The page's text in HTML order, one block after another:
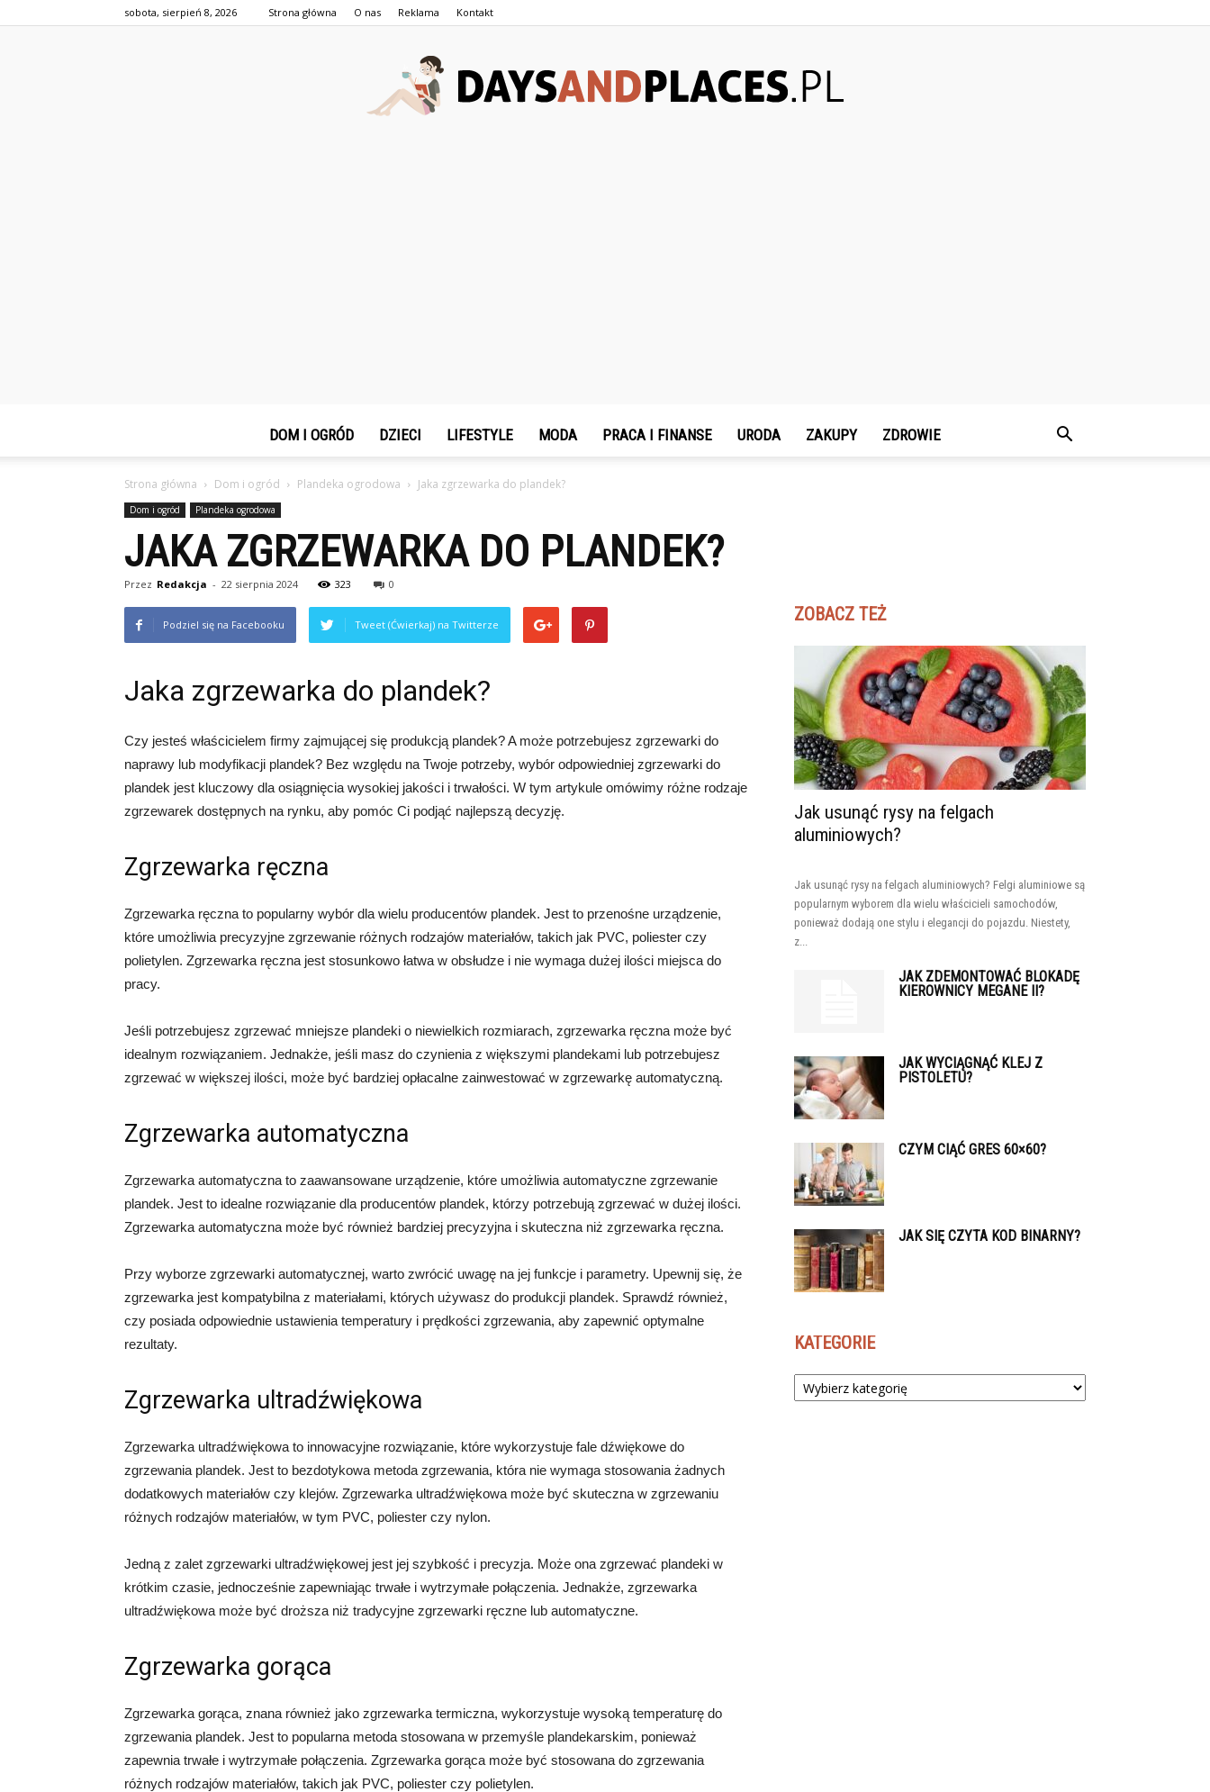
sobota, sierpień 8, 2026 Strona główna O nas Reklama Kontakt
DOM I OGRÓD DZIECI LIFESTYLE MODA PRACA I FINANSE URODA ZAKUPY ZDROWIE
Strona główna Dom i ogród Plandeka ogrodowa Jaka zgrzewarka do plandek?
Dom i ogród Plandeka ogrodowa
JAKA ZGRZEWARKA DO PLANDEK?
Przez Redakcja - 22 sierpnia 2024 323 0
Podziel się na Facebooku Tweet (Ćwierkaj) na Twitterze
Jaka zgrzewarka do plandek?
Czy jesteś właścicielem firmy zajmującej się produkcją plandek? A może potrzebujesz zgrzewarki do
naprawy lub modyfikacji plandek? Bez względu na Twoje potrzeby, wybór odpowiedniej zgrzewarki do
plandek jest kluczowy dla osiągnięcia wysokiej jakości i trwałości. W tym artykule omówimy różne rodzaje
zgrzewarek dostępnych na rynku, aby pomóc Ci podjąć najlepszą decyzję.
Zgrzewarka ręczna
Zgrzewarka ręczna to popularny wybór dla wielu producentów plandek. Jest to przenośne urządzenie,
które umożliwia precyzyjne zgrzewanie różnych rodzajów materiałów, takich jak PVC, poliester czy
polietylen. Zgrzewarka ręczna jest stosunkowo łatwa w obsłudze i nie wymaga dużej ilości miejsca do
pracy.
Jeśli potrzebujesz zgrzewać mniejsze plandeki o niewielkich rozmiarach, zgrzewarka ręczna może być
idealnym rozwiązaniem. Jednakże, jeśli masz do czynienia z większymi plandekami lub potrzebujesz
zgrzewać w większej ilości, może być bardziej opłacalne zainwestować w zgrzewarkę automatyczną.
Zgrzewarka automatyczna
Zgrzewarka automatyczna to zaawansowane urządzenie, które umożliwia automatyczne zgrzewanie
plandek. Jest to idealne rozwiązanie dla producentów plandek, którzy potrzebują zgrzewać w dużej ilości.
Zgrzewarka automatyczna może być również bardziej precyzyjna i skuteczna niż zgrzewarka ręczna.
Przy wyborze zgrzewarki automatycznej, warto zwrócić uwagę na jej funkcje i parametry. Upewnij się, że
zgrzewarka jest kompatybilna z materiałami, których używasz do produkcji plandek. Sprawdź również,
czy posiada odpowiednie ustawienia temperatury i prędkości zgrzewania, aby zapewnić optymalne
rezultaty.
Zgrzewarka ultradźwiękowa
Zgrzewarka ultradźwiękowa to innowacyjne rozwiązanie, które wykorzystuje fale dźwiękowe do
zgrzewania plandek. Jest to bezdotykowa metoda zgrzewania, która nie wymaga stosowania żadnych
dodatkowych materiałów czy klejów. Zgrzewarka ultradźwiękowa może być skuteczna w zgrzewaniu
różnych rodzajów materiałów, w tym PVC, poliester czy nylon.
Jedną z zalet zgrzewarki ultradźwiękowej jest jej szybkość i precyzja. Może ona zgrzewać plandeki w
krótkim czasie, jednocześnie zapewniając trwałe i wytrzymałe połączenia. Jednakże, zgrzewarka
ultradźwiękowa może być droższa niż tradycyjne zgrzewarki ręczne lub automatyczne.
Zgrzewarka gorąca
Zgrzewarka gorąca, znana również jako zgrzewarka termiczna, wykorzystuje wysoką temperaturę do
zgrzewania plandek. Jest to popularna metoda stosowana w przemyśle plandekarskim, ponieważ
zapewnia trwałe i wytrzymałe połączenia. Zgrzewarka gorąca może być stosowana do zgrzewania
różnych rodzajów materiałów, takich jak PVC, poliester czy polietylen.
ZOBACZ TEŻ
Jak usunąć rysy na felgach
aluminiowych?
Jak usunąć rysy na felgach aluminiowych? Felgi aluminiowe są
popularnym wyborem dla wielu właścicieli samochodów,
ponieważ dodają one stylu i elegancji do pojazdu. Niestety,
z...
JAK ZDEMONTOWAĆ BLOKADĘ
KIEROWNICY MEGANE II?
JAK WYCIĄGNĄĆ KLEJ Z
PISTOLETU?
CZYM CIĄĆ GRES 60×60?
JAK SIĘ CZYTA KOD BINARNY?
KATEGORIE
Kategorie